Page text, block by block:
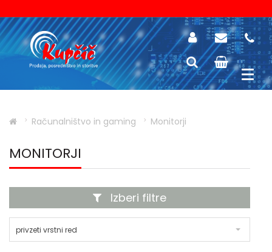
Računalništvo in gaming Monitorji
MONITORJI
Izberi filtre
privzeti vrstni red